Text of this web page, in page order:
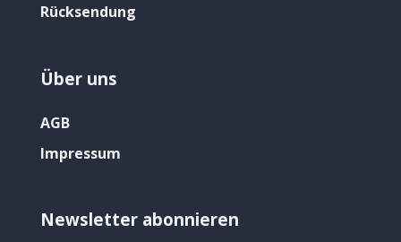
Rücksendung
Über uns
AGB
Impressum
Newsletter abonnieren